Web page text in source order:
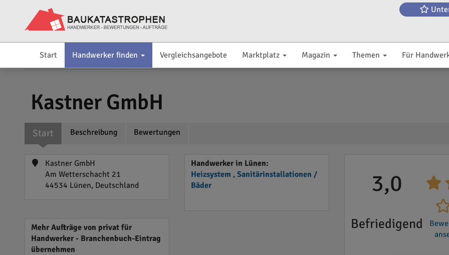
Start Handwerker finden Vergleichsangebote Marktplatz Magazin Themen Für
Kastner GmbH
Start Beschreibung Bewertungen
Kastner GmbH
Am Wetterschacht 21
44534 Lünen, Deutschland
Handwerker in Lünen:
Heizsystem , Sanitärinstallationen /
Bäder
Mehr Aufträge von privat für
Handwerker - Branchenbuch-Eintrag
übernehmen
3,0
Befriedigend